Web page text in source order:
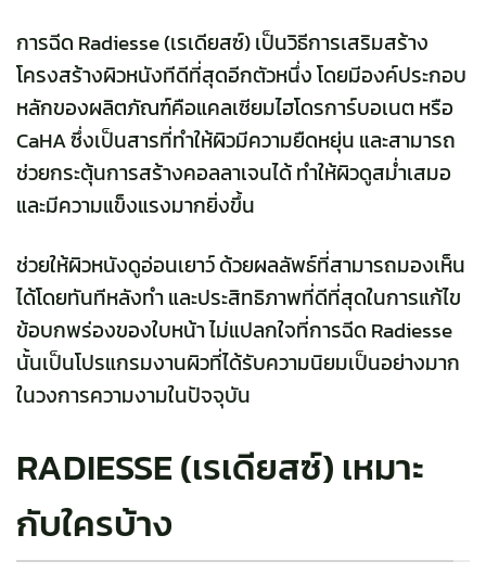
การฉีด Radiesse(เรเดียสซ์) เป็นวิธีการเสริมสร้าง
โครงสร้างผิวหนังทีดีที่สุดอีกตัวหนึ่ง โดยมีองค์ประกอบ
หลักของผลิตภัณฑ์คือแคลเซียมไฮโดรการ์บอเนต หรือ
CaHA ซึ่งเป็นสารที่ทำให้ผิวมีความยืดหยุ่น และสามารถ
ช่วยกระตุ้นการสร้างคอลลาเจนได้ ทำให้ผิวดูสม่ำเสมอ
และมีความแข็งแรงมากยิ่งขึ้น
ช่วยให้ผิวหนังดูอ่อนเยาว์ ด้วยผลลัพธ์ที่สามารถมองเห็น
ได้โดยทันทีหลังทำ และประสิทธิภาพที่ดีที่สุดในการแก้ไข
ข้อบกพร่องของใบหน้า ไม่แปลกใจที่การฉีด Radiesse
นั้นเป็นโปรแกรมงานผิวที่ได้รับความนิยมเป็นอย่างมาก
ในวงการความงามในปัจจุบัน
RADIESSE (เรเดียสซ์) เหมาะ
กับใครบ้าง